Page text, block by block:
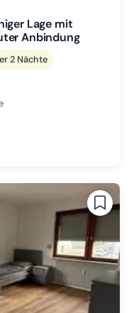
Lage mit
Anbindung
2 Nächte